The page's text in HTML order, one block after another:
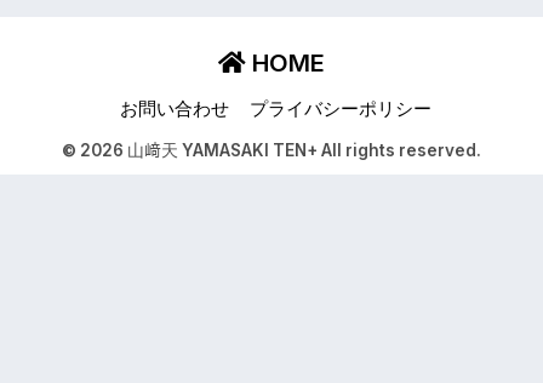
HOME
お問い合わせ プライバシーポリシー
© 2026 山﨑天 YAMASAKI TEN+ All rights reserved.